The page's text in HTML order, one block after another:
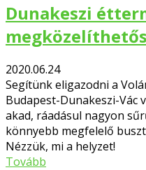
Dunakeszi
2020.06.24
Segítünk eligazodni a
Budapest-Dunakeszi-Vác
akad, ráadásul nagyon
könnyebb megfelelő
Nézzük, mi a helyzet!
Tovább